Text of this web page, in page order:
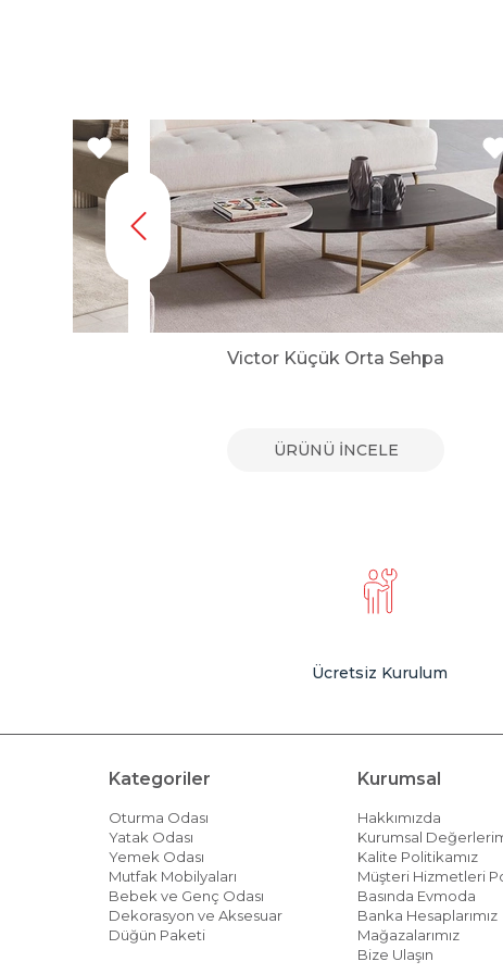
Victor Küçük Orta Sehpa
ÜRÜNÜ İNCELE
Ücretsiz Kurulum
Kategoriler
Oturma Odası
Yatak Odası
Yemek Odası
Mutfak Mobilyaları
Bebek ve Genç Odası
Dekorasyon ve Aksesuar
Düğün Paketi
Kurumsal
Hakkımızda
Kurumsal
Kalite Politikamız
Müşteri Hizmetleri
Basında Evmoda
Banka Hesaplarımız
Mağazalarımız
Bize Ulaşın